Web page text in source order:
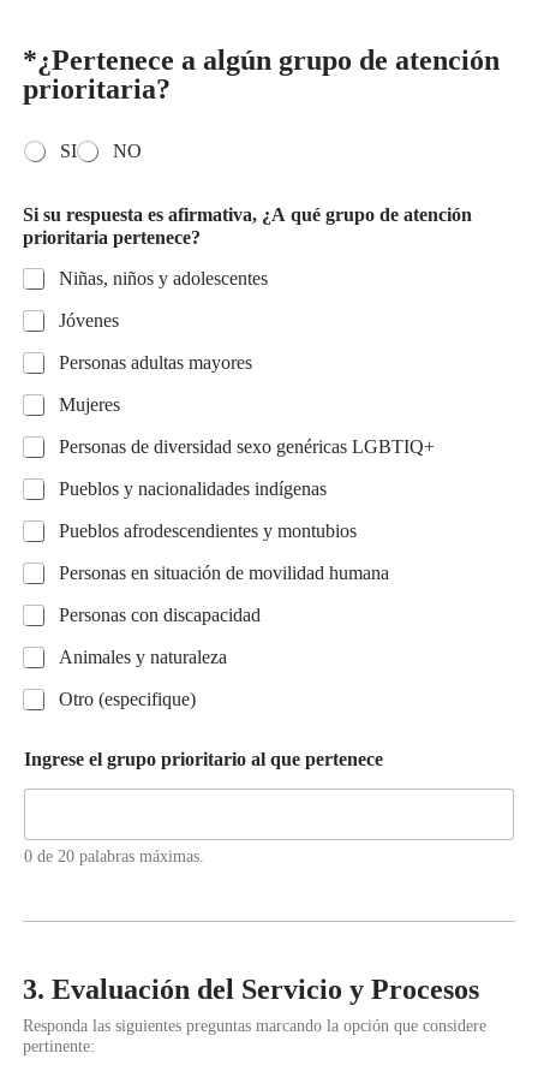
*¿Pertenece a algún grupo de atención
prioritaria?
O
i
o
n
e
s
m
ú
l
t
SI NO
Si su respuesta es afirmativa, ¿A qué grupo de atención
prioritaria pertenece?
Niñas, niños y adolescentes
Jóvenes
Personas adultas mayores
Mujeres
Personas de diversidad sexo genéricas LGBTIQ+
Pueblos y nacionalidades indígenas
Pueblos afrodescendientes y montubios
Personas en situación de movilidad humana
Personas con discapacidad
Animales y naturaleza
Otro (especifique)
Ingrese el grupo prioritario al que pertenece
0 de 20 palabras máximas.
3. Evaluación del Servicio y Procesos
Responda las siguientes preguntas marcando la opción que considere
pertinente: